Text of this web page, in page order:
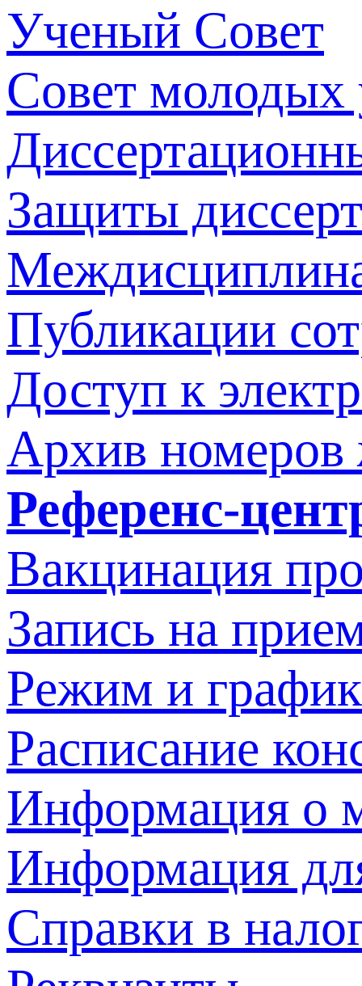
Ученый Совет
Совет молодых
Защиты
Публикации
Доступ к
Архив номеров
Референс-
Вакцинация
Запись на
Режим и
Расписание
Информация о
Информация
Справки в